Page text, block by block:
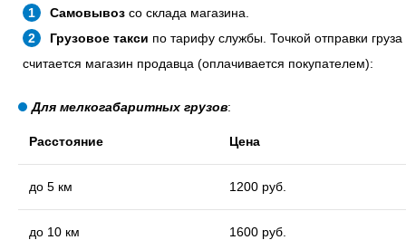
Самовывоз со склада магазина.
Грузовое такси по тарифу службы. Точкой отправки груза
считается магазин продавца (оплачивается покупателем):
Для мелкогабаритных грузов:
Расстояние Цена
до 5 км 1200 руб.
до 10 км 1600 руб.